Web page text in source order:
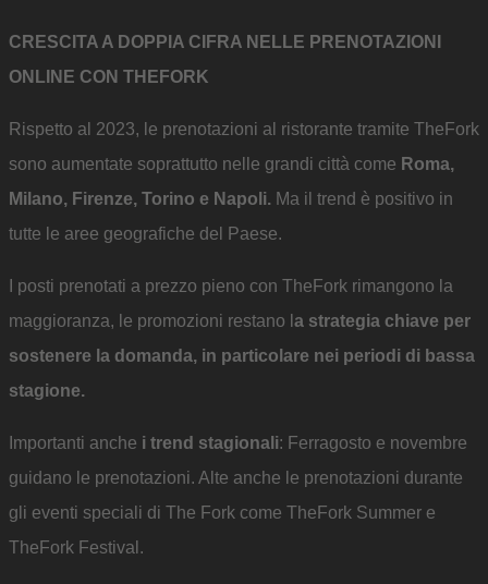
CRESCITA A DOPPIA CIFRA NELLE PRENOTAZIONI
ONLINE CON THEFORK
Rispetto al 2023, le prenotazioni al ristorante tramite TheFork
sono aumentate soprattutto nelle grandi città come Roma,
Milano, Firenze, Torino e Napoli. Ma il trend è positivo in
tutte le aree geografiche del Paese.
I posti prenotati a prezzo pieno con TheFork rimangono la
maggioranza, le promozioni restano l a strategia chiave per
sostenere la domanda, in particolare nei periodi di bassa
stagione.
Importanti anche i trend stagionali: Ferragosto e novembre
guidano le prenotazioni. Alte anche le prenotazioni durante
gli eventi speciali di The Fork come TheFork Summer e
TheFork Festival.